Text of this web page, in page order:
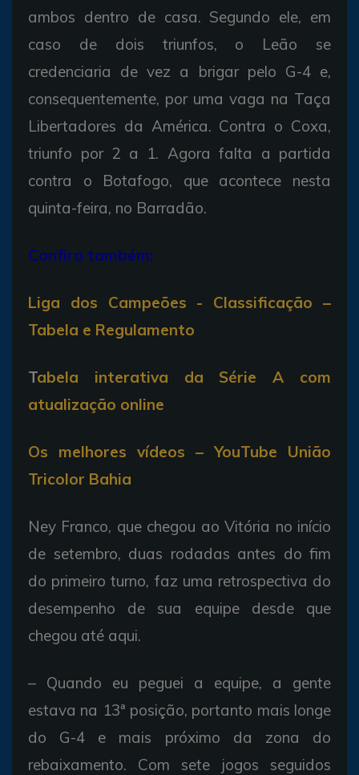
ambos dentro de casa. Segundo ele, em
caso de dois triunfos, o Leão se
credenciaria de vez a brigar pelo G-4 e,
consequentemente, por uma vaga na Taça
Libertadores da América. Contra o Coxa,
triunfo por 2 a 1. Agora falta a partida
contra o Botafogo, que acontece nesta
quinta-feira, no Barradão.
Confira também:
Liga dos Campeões - Classificação –
Tabela e Regulamento
Tabela interativa da Série A com
atualização online
Os melhores vídeos – YouTube União
Tricolor Bahia
Ney Franco, que chegou ao Vitória no início
de setembro, duas rodadas antes do fim
do primeiro turno, faz uma retrospectiva do
desempenho de sua equipe desde que
chegou até aqui.
– Quando eu peguei a equipe, a gente
estava na 13ª posição, portanto mais longe
do G-4 e mais próximo da zona do
rebaixamento. Com sete jogos seguidos